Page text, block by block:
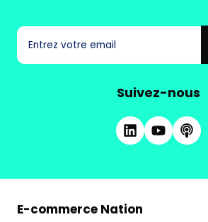
Suivez-nous
E-commerce Nation